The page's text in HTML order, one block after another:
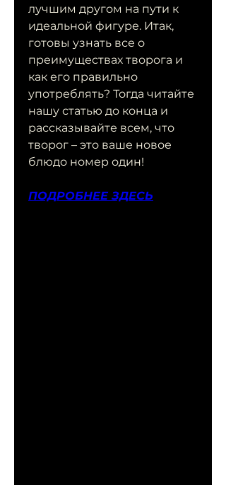
лучшим другом на пути к
идеальной фигуре. Итак,
готовы узнать все о
преимуществах творога и
как его правильно
употреблять? Тогда читайте
нашу статью до конца и
рассказывайте всем, что
творог – это ваше новое
блюдо номер один!
ПОДРОБНЕЕ ЗДЕСЬ